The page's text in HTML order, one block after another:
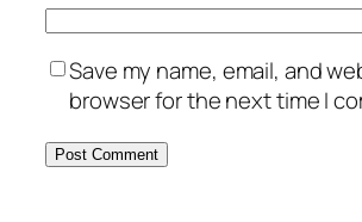
Save my name, email, and
browser for the next time I